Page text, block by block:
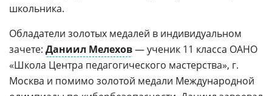
школьника.
Обладатели золотых медалей в индивидуальном
зачете: Даниил Мелехов— ученик 11 класса ОАНО
«Школа Центра педагогического мастерства», г.
Москва и помимо золотой медали Международной